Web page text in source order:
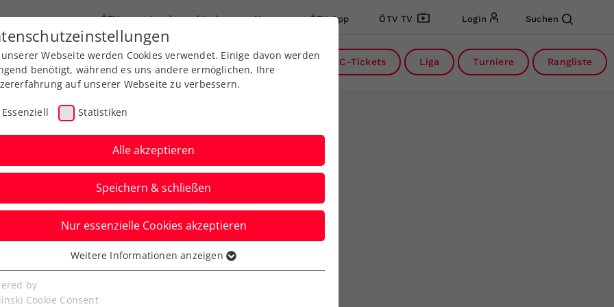
ÖTV Landesverbände News ÖTV App ÖTV TV Login Suchen
Ausbildungen Services Über uns DC-Tickets Liga Turniere Rangliste
ohne
vor den
Webseite werden Cookies verwendet. Einige davon werden
benötigt, während es uns andere ermöglichen, Ihre
auf unserer Webseite zu verbessern.
Essenziell Statistiken
Alle akzeptieren
Speichern & schließen
Nur essenzielle Cookies akzeptieren
Cookies werden für grundlegende Funktionen der
benötigt. Dadurch ist gewährleistet, dass die Webseite
Weitere Informationen anzeigen
by
Cookie Consent